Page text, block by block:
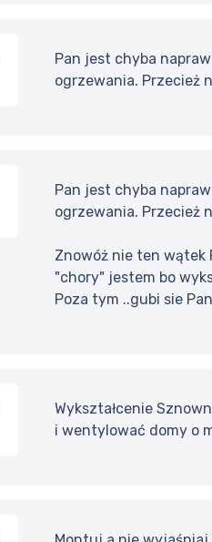
Pan jest chyba
ogrzewania. Przecież
Pan jest chyba
ogrzewania. Przecież
Znowóż nie ten wątek
"chory" jestem bo
Poza tym ..gubi sie
Wykształcenie
i wentylować domy o